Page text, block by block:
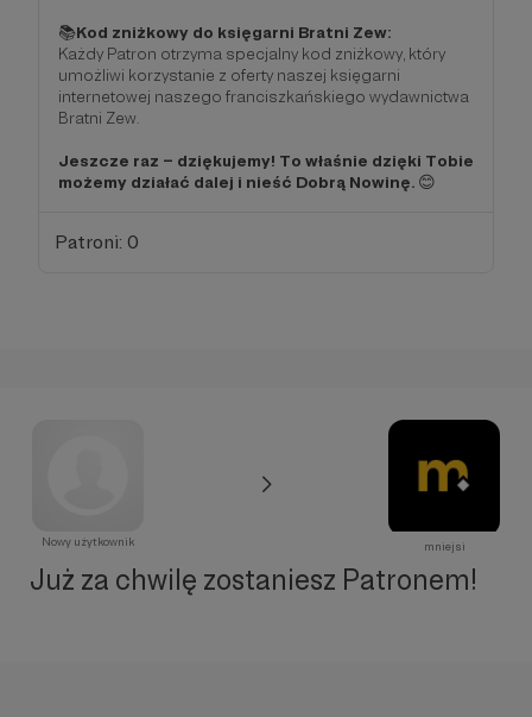
📚Kod zniżkowy do księgarni Bratni Zew:
Każdy Patron otrzyma specjalny kod zniżkowy, który
umożliwi korzystanie z oferty naszej księgarni
internetowej naszego franciszkańskiego wydawnictwa
Bratni Zew.
Jeszcze raz – dziękujemy! To właśnie dzięki Tobie
możemy działać dalej i nieść Dobrą Nowinę. 😊
Patroni: 0
Nowy użytkownik mniejsi
Już za chwilę zostaniesz Patronem!